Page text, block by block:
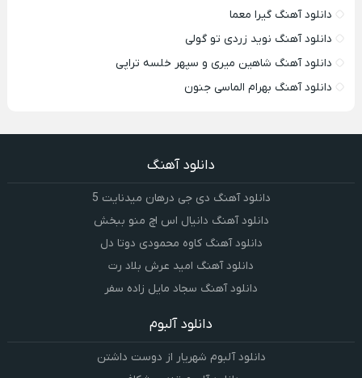
دانلود آهنگ گیرا معما
دانلود آهنگ نوید زردی تو گولی
دانلود آهنگ شاهین میری و سپهر خلسه تراپی
دانلود آهنگ بهرام الماسی جنون
دانلود آهنگ
دانلود آهنگ دی جی درهان میدنایت 5
دانلود آهنگ دانیال اس اچ منو ببخش
دانلود آهنگ کاوه محمودی دوتا دل
دانلود آهنگ امید عرش بلاد رت
دانلود آهنگ سجاد مایل زاده سفر
دانلود آلبوم
دانلود آلبوم شهریار از دوست داشتن